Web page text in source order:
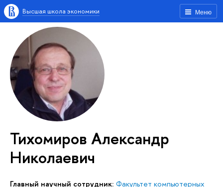
Меню
Высшая школа экономики
Тихомиров Александр
Николаевич
Главный научный сотрудник: Факультет компьютерных